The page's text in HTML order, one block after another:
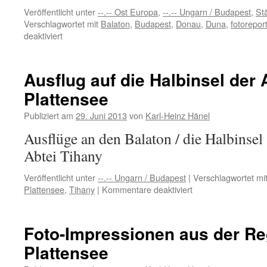
Veröffentlicht unter--.-- Ost Europa, --.-- Ungarn / Budapest,
Verschlagwortet mit Balaton, Budapest, Donau, Duna,
deaktiviertfür
Budapest
&
Balaton
Ausflug auf die Halbinsel der
Plattensee
Publiziert am 29. Juni 2013 von Karl-Heinz Hänel
Ausflüge an den Balaton / die
Abtei Tihany
Veröffentlicht unter--.-- Ungarn / Budapest | Verschlagwortet mit
Plattensee, Tihany | Kommentare deaktiviertfür
Halbinsel
Foto-Impressionen aus der
Plattensee